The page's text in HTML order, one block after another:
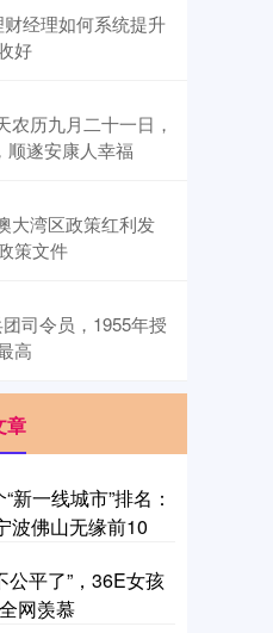
经理如何系统提升
好
农历九月二十一日，
顺遂安康人幸福
大湾区政策红利发
策文件
司令员，1955年授
高
章
一线城市”排名：
波佛山无缘前10
公平了”，36E女孩
网羡慕